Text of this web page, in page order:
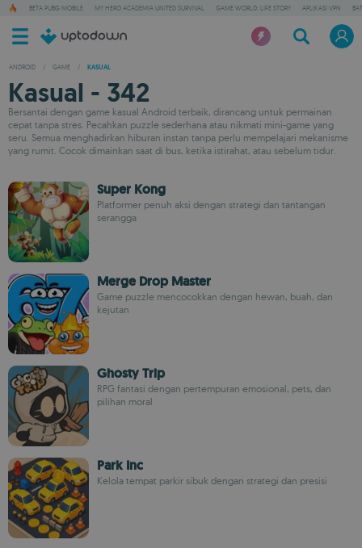
BETA PUBG MOBILE MY HERO ACADEMIA UNITED SURVIVAL GAME WORLD: LIFE STORY APLIKASI VPN
ANDROID / GAME / KASUAL
Kasual - 342
Bersantai dengan game kasual Android terbaik, dirancang untuk permainan
cepat tanpa stres. Pecahkan puzzle sederhana atau nikmati mini-game yang
seru. Semua menghadirkan hiburan instan tanpa perlu mempelajari mekanisme
yang rumit. Cocok dimainkan saat di bus, ketika istirahat, atau sebelum tidur.
Super Kong
Platformer penuh aksi dengan strategi dan tantangan
serangga
Merge Drop Master
Game puzzle mencocokkan dengan hewan, buah, dan
kejutan
Ghosty Trip
RPG fantasi dengan pertempuran emosional, pets, dan
pilihan moral
Park Inc
Kelola tempat parkir sibuk dengan strategi dan presisi